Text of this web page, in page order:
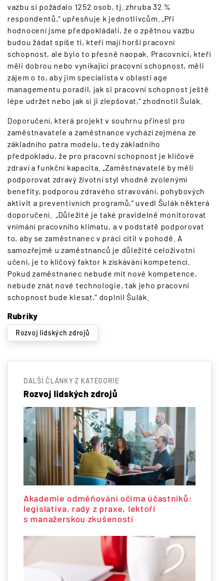
vazbu si požádalo 1252 osob, tj. zhruba 32 %
respondentů,“ upřesňuje k jednotlivcům. „Při
hodnocení jsme předpokládali, že o zpětnou vazbu
budou žádat spíše ti, kteří mají horší pracovní
schopnost, ale bylo to přesně naopak. Pracovníci, kteří
měli dobrou nebo vynikající pracovní schopnost, měli
zájem o to, aby jim specialista v oblasti age
managementu poradil, jak si pracovní schopnost ještě
lépe udržet nebo jak si ji zlepšovat,“ zhodnotil Šulák.
Doporučení, která projekt v souhrnu přinesl pro
zaměstnavatele a zaměstnance vychází zejména ze
základního patra modelu, tedy základního
předpokladu, že pro pracovní schopnost je klíčové
zdraví a funkční kapacita. „Zaměstnavatelé by měli
podporovat zdravý životní styl vhodně zvolenými
benefity, podporou zdravého stravování, pohybových
aktivit a preventivních programů,“ uvedl Šulák některá
doporučení. „Důležité je také pravidelně monitorovat
vnímání pracovního klimatu, a v podstatě podporovat
to, aby se zaměstnanec v práci cítil v pohodě. A
samozřejmě u zaměstnanců je důležité celoživotní
učení, je to klíčový faktor k získávání kompetencí.
Pokud zaměstnanec nebude mít nové kompetence,
nebude znát nové technologie, tak jeho pracovní
schopnost bude klesat,“ doplnil Šulák.
Rubriky
Rozvoj lidských zdrojů
DALŠÍ ČLÁNKY Z KATEGORIE
Rozvoj lidských zdrojů
Akademie odměňování očima účastníků:
legislativa, rady z praxe, lektoři
s manažerskou zkušeností